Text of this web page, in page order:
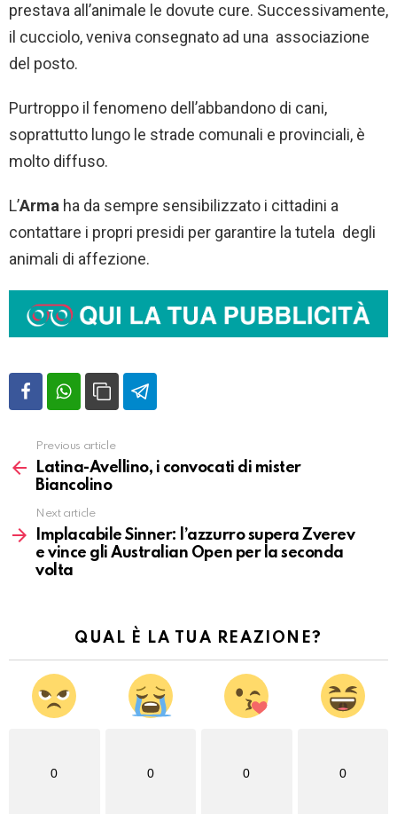
prestava all’animale le dovute cure. Successivamente,
il cucciolo, veniva consegnato ad una associazione
del posto.
Purtroppo il fenomeno dell’abbandono di cani,
soprattutto lungo le strade comunali e provinciali, è
molto diffuso.
L’Arma ha da sempre sensibilizzato i cittadini a
contattare i propri presidi per garantire la tutela degli
animali di affezione.
Vedi
altro
Previous article
Latina-Avellino, i convocati di mister
Biancolino
Next article
Implacabile Sinner: l’azzurro supera Zverev
e vince gli Australian Open per la seconda
volta
QUAL È LA TUA REAZIONE?
0 0 0 0